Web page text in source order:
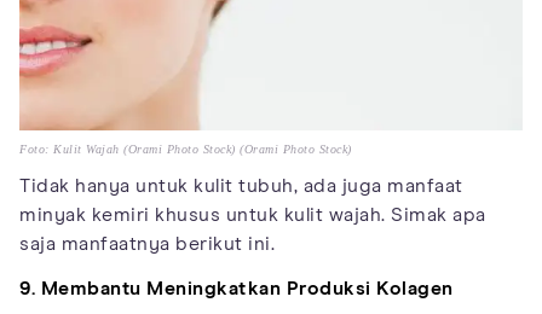
Foto: Kulit Wajah (Orami Photo Stock) (Orami Photo Stock)
Tidak hanya untuk kulit tubuh, ada juga manfaat
minyak kemiri khusus untuk kulit wajah. Simak apa
saja manfaatnya berikut ini.
9. Membantu Meningkatkan Produksi Kolagen